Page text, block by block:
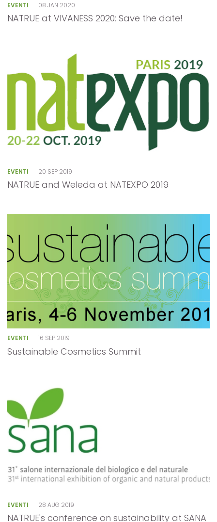
EVENTI 08 JAN 2020
NATRUE at VIVANESS 2020: Save the date!
EVENTI 20 SEP 2019
NATRUE and Weleda at NATEXPO 2019
EVENTI 16 SEP 2019
Sustainable Cosmetics Summit
EVENTI 28 AUG 2019
NATRUE's conference on sustainability at SANA